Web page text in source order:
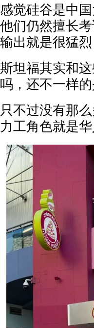
感觉硅谷是中
他们仍然擅长
输出就是很猛烈
斯坦福其实和
吗，还不一样的
只不过没有那
力工角色就是